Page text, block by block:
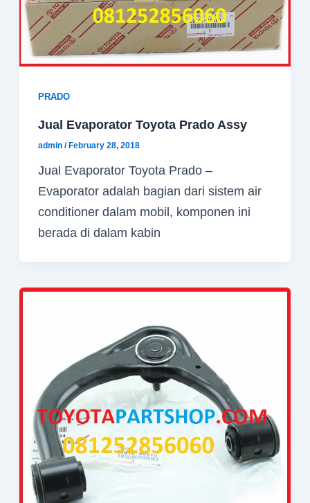
PRADO
Jual Evaporator Toyota Prado Assy
admin/ February 28, 2018
Jual Evaporator Toyota Prado –
Evaporator adalah bagian dari sistem air
conditioner dalam mobil, komponen ini
berada di dalam kabin